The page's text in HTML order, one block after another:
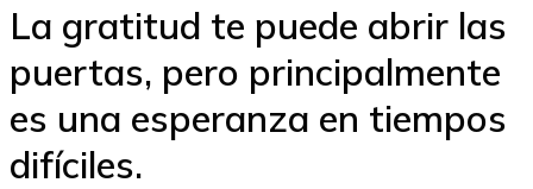
La gratitud te puede abrir las
puertas, pero principalmente
es una esperanza en tiempos
difíciles.